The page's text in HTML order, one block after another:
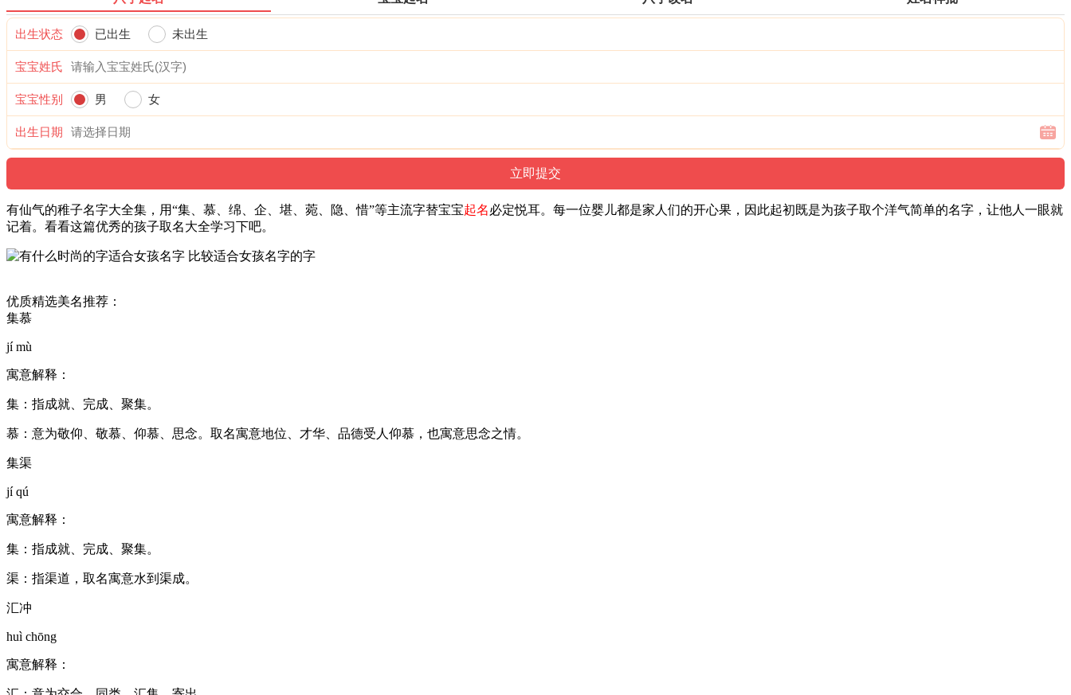
出生状态 已出生 未出生
宝宝姓氏
宝宝性别 男 女
出生日期
有仙气的稚子名字大全集，用“集、慕、绵、企、堪、菀、隐、惜”等主流字替宝宝起名必定悦耳。每一位婴儿都是家人们的开心果，因此起初既是为孩子取个洋气简单的名字，让他人一眼就
记着。看看这篇优秀的孩子取名大全学习下吧。
优质精选美名推荐：
集慕
jí mù
寓意解释：
集：指成就、完成、聚集。
慕：意为敬仰、敬慕、仰慕、思念。取名寓意地位、才华、品德受人仰慕，也寓意思念之情。
集渠
jí qú
寓意解释：
集：指成就、完成、聚集。
渠：指渠道，取名寓意水到渠成。
汇冲
huì chōng
寓意解释：